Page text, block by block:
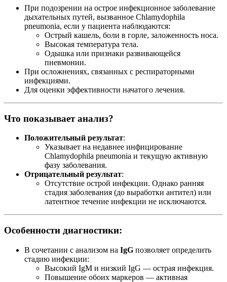
При подозрении на острое инфекционное заболевание
дыхательных путей, вызванное Chlamydophila
pneumonia, если у пациента наблюдаются:
Острый кашель, боли в горле, заложенность носа.
Высокая температура тела.
Одышка или признаки развивающейся
пневмонии.
При осложнениях, связанных с респираторными
инфекциями.
Для оценки эффективности начатого лечения.
Что показывает анализ?
Положительный результат:
Указывает на недавнее инфицирование
Chlamydophila pneumonia и текущую активную
фазу заболевания.
Отрицательный результат:
Отсутствие острой инфекции. Однако ранняя
стадия заболевания (до выработки антител) или
латентное течение инфекции не исключаются.
Особенности диагностики:
В сочетании с анализом на IgG позволяет определить
стадию инфекции:
Высокий IgM и низкий IgG — острая инфекция.
Повышение обоих маркеров — активная